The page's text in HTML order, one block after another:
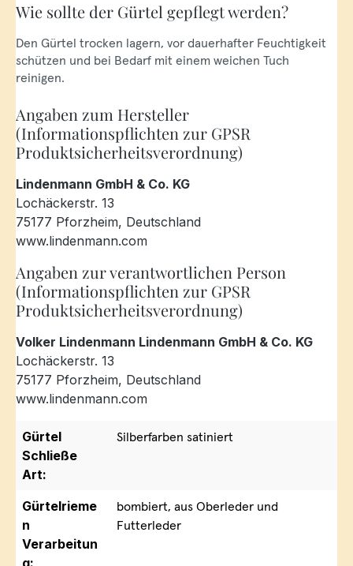
Wie sollte der Gürtel gepflegt werden?
Den Gürtel trocken lagern, vor dauerhafter Feuchtigkeit
schützen und bei Bedarf mit einem weichen Tuch
reinigen.
Angaben zum Hersteller
(Informationspflichten zur GPSR
Produktsicherheitsverordnung)
Lindenmann GmbH & Co. KG
Lochäckerstr. 13
75177 Pforzheim, Deutschland
www.lindenmann.com
Angaben zur verantwortlichen Person
(Informationspflichten zur GPSR
Produktsicherheitsverordnung)
Volker Lindenmann Lindenmann GmbH & Co. KG
Lochäckerstr. 13
75177 Pforzheim, Deutschland
www.lindenmann.com
Gürtel
Schließe
Art:
Silberfarben satiniert
Gürtelrieme
n
Verarbeitun
g:
bombiert, aus Oberleder und
Futterleder